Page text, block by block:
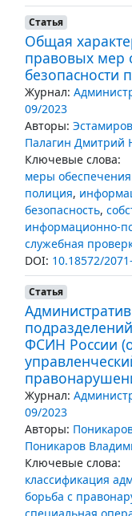
Статья
Общая
правовых мер
безопасности
Журнал:
09/2023
Авторы:
Палагин Дмитрий
Ключевые слова:
меры обеспечения
полиция,
безопасность,
информационно-
служебная
DOI: 10.18572/
Статья
ФСИН России
Журнал:
09/2023
Авторы:
Поникаров
Ключевые слова:
классификация
борьба с